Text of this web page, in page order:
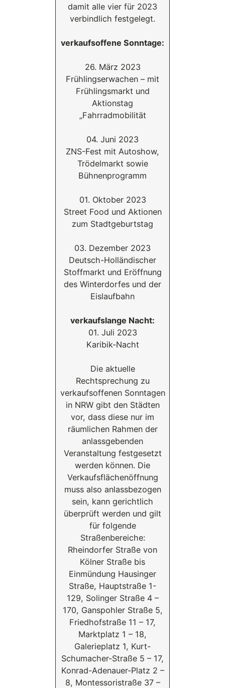
damit alle vier für 2023
verbindlich festgelegt.
verkaufsoffene Sonntage:
26. März 2023
Frühlingserwachen – mit
Frühlingsmarkt und
Aktionstag
„Fahrradmobilität
04. Juni 2023
ZNS-Fest mit Autoshow,
Trödelmarkt sowie
Bühnenprogramm
01. Oktober 2023
Street Food und Aktionen
zum Stadtgeburtstag
03. Dezember 2023
Deutsch-Holländischer
Stoffmarkt und Eröffnung
des Winterdorfes und der
Eislaufbahn
verkaufslange Nacht:
01. Juli 2023
Karibik-Nacht
Die aktuelle
Rechtsprechung zu
verkaufsoffenen Sonntagen
in NRW gibt den Städten
vor, dass diese nur im
räumlichen Rahmen der
anlassgebenden
Veranstaltung festgesetzt
werden können. Die
Verkaufsflächenöffnung
muss also anlassbezogen
sein, kann gerichtlich
überprüft werden und gilt
für folgende
Straßenbereiche:
Rheindorfer Straße von
Kölner Straße bis
Einmündung Hausinger
Straße, Hauptstraße 1-
129, Solinger Straße 4 –
170, Ganspohler Straße 5,
Friedhofstraße 11 – 17,
Marktplatz 1 – 18,
Galerieplatz 1, Kurt-
Schumacher-Straße 5 – 17,
Konrad-Adenauer-Platz 2 –
8, Montessoristraße 37 –